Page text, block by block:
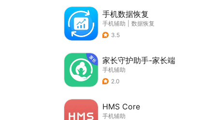
手机数据恢复
手机辅助
数据恢复
3.5
家长守护助手-家长端
手机辅助
2.0
HMS Core
手机辅助